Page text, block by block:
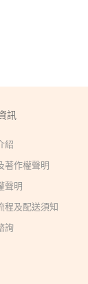
訊
紹
著作權聲明
聲明
程及配送須知
詢